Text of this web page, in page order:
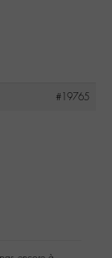
#19765